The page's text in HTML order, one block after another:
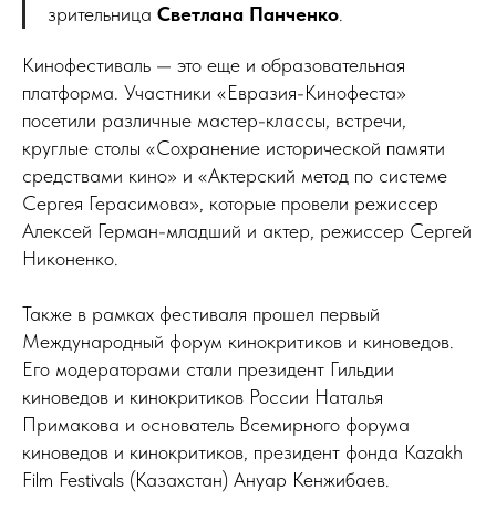
зрительница Светлана Панченко
Кинофестиваль — это еще и образовательная
платформа. Участники «Евразия-Кинофеста»
посетили различные мастер-классы, встречи,
круглые столы «Сохранение исторической памяти
средствами кино» и «Актерский метод по системе
Сергея Герасимова», которые провели режиссер
Алексей Герман-младший и актер, режиссер Сергей
Никоненко.
Также в рамках фестиваля прошел первый
Международный форум кинокритиков и киноведов.
Его модераторами стали президент Гильдии
киноведов и кинокритиков России Наталья
Примакова и основатель Всемирного форума
киноведов и кинокритиков, президент фонда Kazakh
Film Festivals (Казахстан) Ануар Кенжибаев.